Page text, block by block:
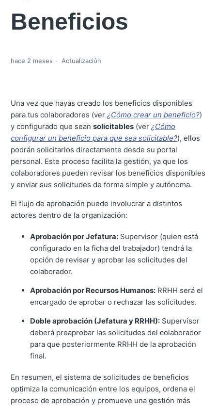
Beneficios
hace 2 meses Actualización
Una vez que hayas creado los beneficios disponibles
para tus colaboradores (ver¿Cómo crear un beneficio?)
y configurado que seansolicitables (ver¿Cómo
configurar un beneficio para que sea solicitable?), ellos
podrán solicitarlos directamente desde su portal
personal. Este proceso facilita la gestión, ya que los
colaboradores pueden revisar los beneficios disponibles
y enviar sus solicitudes de forma simple y autónoma.
El flujo de aprobación puede involucrar a distintos
actores dentro de la organización:
Aprobación por Jefatura: Supervisor (quien está
configurado en la ficha del trabajador) tendrá la
opción de revisar y aprobar las solicitudes del
colaborador.
Aprobación por Recursos Humanos: RRHH será el
encargado de aprobar o rechazar las solicitudes.
Doble aprobación (Jefatura y RRHH): Supervisor
deberá preaprobar las solicitudes del colaborador
para que posteriormente RRHH de la aprobación
final.
En resumen, el sistema de solicitudes de beneficios
optimiza la comunicación entre los equipos, ordena el
proceso de aprobación y promueve una gestión más